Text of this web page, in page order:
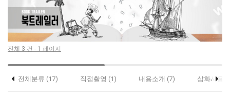
전체 3 건 - 1 페이지
전체분류 (17) 직접촬영 (1) 내용소개 (7) 삽화사용